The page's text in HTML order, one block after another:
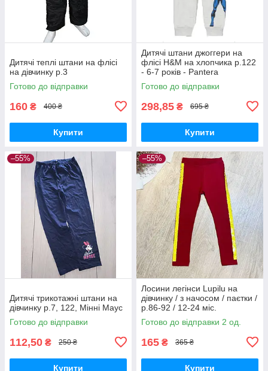
Дитячі теплі штани на флісі
на дівчинку р.3
Готово до відправки
160 ₴ 400 ₴
Купити
Дитячі штани джоггери на
флісі H&M на хлопчика р.122
- 6-7 років - Pantera
Готово до відправки
298,85 ₴ 695 ₴
Купити
–55%
Дитячі трикотажні штани на
дівчинку р.7, 122, Мінні Маус
Готово до відправки
112,50 ₴ 250 ₴
Купити
–55%
Лосини легінси Lupilu на
дівчинку / з начосом / паєтки /
р.86-92 / 12-24 міс.
Готово до відправки 2 од.
165 ₴ 365 ₴
Купити